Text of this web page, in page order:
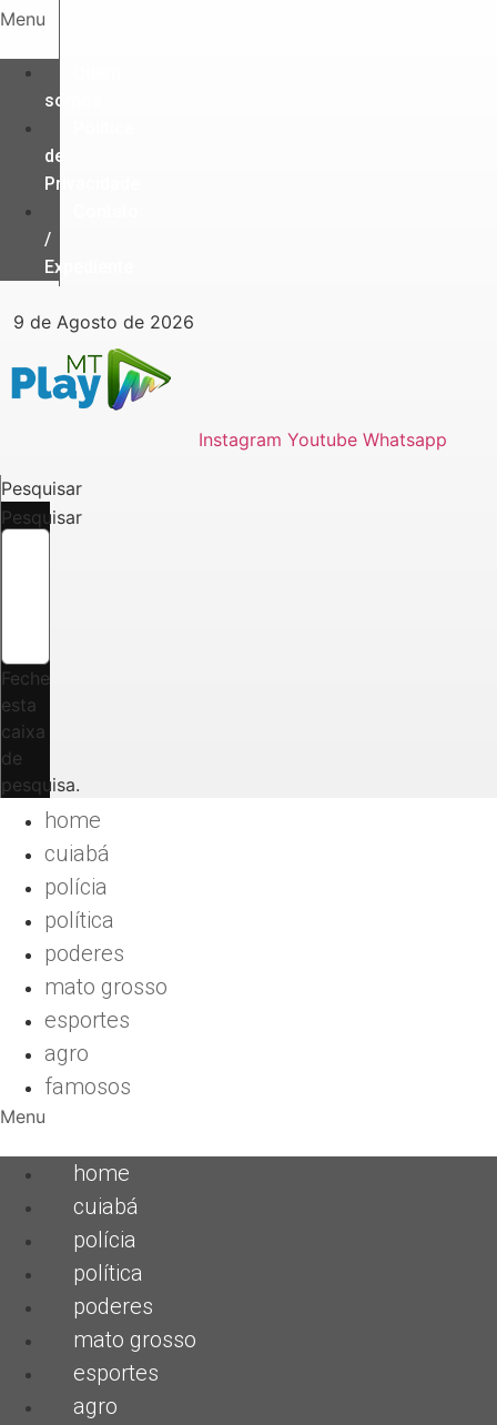
Ir
o
conteúdo
Menu
somos
de
Privacidade
/
Expediente
9 de Agosto de 2026
Instagram Youtube Whatsapp
Pesquisar
Pesquisar
Feche
esta
caixa
de
pesquisa.
home
cuiabá
polícia
política
poderes
mato grosso
esportes
agro
famosos
Menu
home
cuiabá
polícia
política
poderes
mato grosso
esportes
agro